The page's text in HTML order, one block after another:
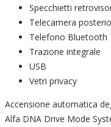
Specchietti
Telecamera
Telefono Bluetooth
Trazione integrale
USB
Vetri privacy
Accensione automatica
Alfa DNA Drive Mode